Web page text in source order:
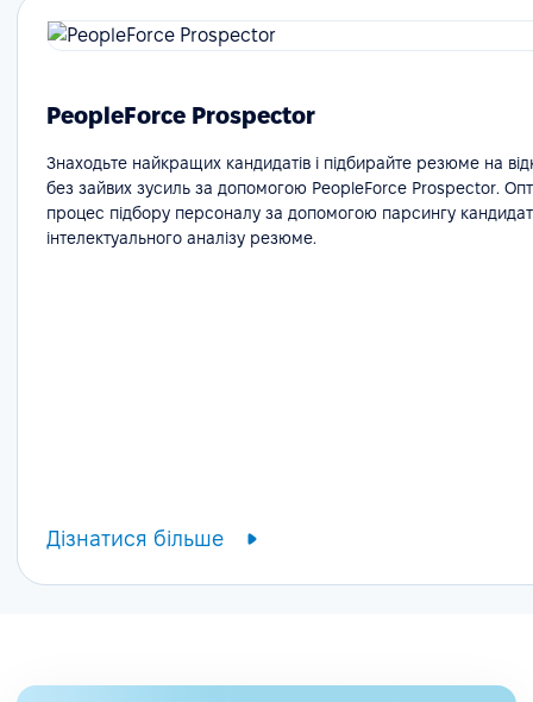
PeopleForce Prospector
Знаходьте найкращих кандидатів і підбирайте резюме на
без зайвих зусиль за допомогою PeopleForce Prospector.
процес підбору персоналу за допомогою парсингу
інтелектуального аналізу резюме.
Дізнатися більше